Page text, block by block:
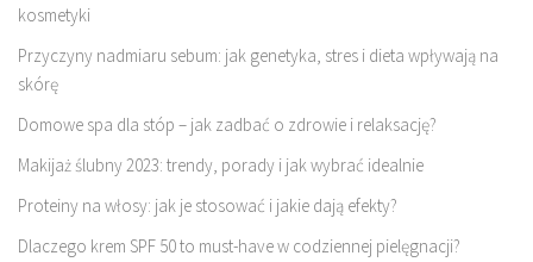
kosmetyki
Przyczyny nadmiaru sebum: jak genetyka, stres i dieta wpływają na
skórę
Domowe spa dla stóp – jak zadbać o zdrowie i relaksację?
Makijaż ślubny 2023: trendy, porady i jak wybrać idealnie
Proteiny na włosy: jak je stosować i jakie dają efekty?
Dlaczego krem SPF 50 to must-have w codziennej pielęgnacji?